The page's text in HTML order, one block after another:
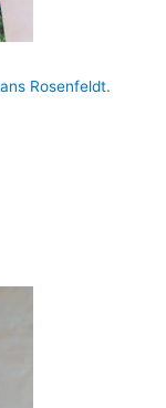
Rosenfeldt.